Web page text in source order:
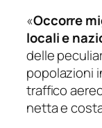
«Occorre
locali e
delle
popolazioni
traffico
netta e